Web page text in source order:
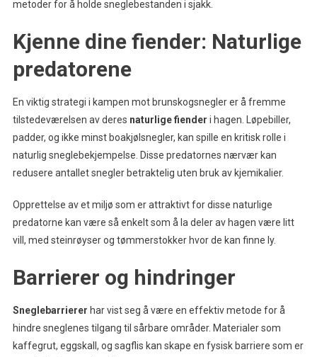
metoder for å holde sneglebestanden i sjakk.
Kjenne dine fiender: Naturlige
predatorene
En viktig strategi i kampen mot brunskogsnegler er å fremme
tilstedeværelsen av deres naturlige fiender i hagen. Løpebiller,
padder, og ikke minst boakjølsnegler, kan spille en kritisk rolle i
naturlig sneglebekjempelse. Disse predatornes nærvær kan
redusere antallet snegler betraktelig uten bruk av kjemikalier.
Opprettelse av et miljø som er attraktivt for disse naturlige
predatorne kan være så enkelt som å la deler av hagen være litt
vill, med steinrøyser og tømmerstokker hvor de kan finne ly.
Barrierer og hindringer
Sneglebarrierer har vist seg å være en effektiv metode for å
hindre sneglenes tilgang til sårbare områder. Materialer som
kaffegrut, eggskall, og sagflis kan skape en fysisk barriere som er